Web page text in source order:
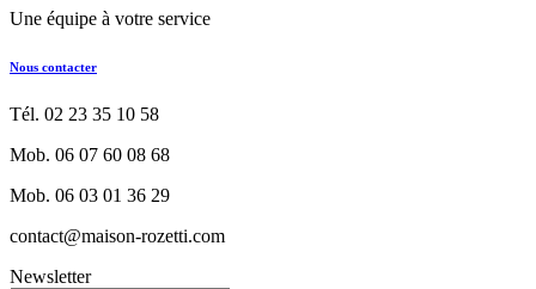
Une équipe à votre service
Nous contacter
Tél. 02 23 35 10 58
Mob. 06 07 60 08 68
Mob. 06 03 01 36 29
contact@maison-rozetti.com
Newsletter